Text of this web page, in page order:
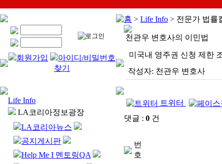
회원가입
아이디/비밀번호
찾기
Life Info
LA코리아정보광장
LA코리아뉴스
공지게시판
Help Me I 멘토링QA
홈 > Life Info > 전문가 법률
천관우 변호사의 이민법
미국내 영주권 신청 제한
작성자: 천관우 변호사
트위터
댓글 : 0 건
번
호